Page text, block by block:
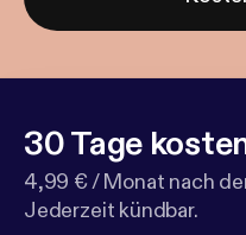
30 Tage
4,99 € / Monat nach
Jederzeit kündbar.